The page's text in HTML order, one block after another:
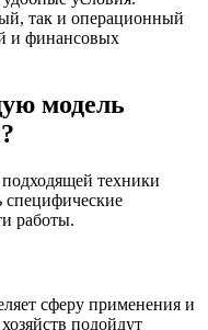
так и операционный
и финансовых
модель
техники
работы.
сферу применения и
подойдут